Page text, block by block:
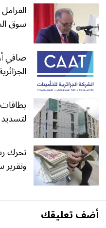
سوق
لتسديد
تحرك
أضف تعليقك